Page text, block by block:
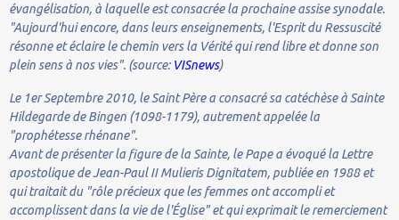
évangélisation, à laquelle est consacrée la prochaine assise synodale.
"Aujourd'hui encore, dans leurs enseignements, l'Esprit du Ressuscité
résonne et éclaire le chemin vers la Vérité qui rend libre et donne son
plein sens à nos vies". (source: VISnews)
Le 1er Septembre 2010, le Saint Père a consacré sa catéchèse à Sainte
Hildegarde de Bingen (1098-1179), autrement appelée la
"prophétesse rhénane".
Avant de présenter la figure de la Sainte, le Pape a évoqué la Lettre
apostolique de Jean-Paul II Mulieris Dignitatem, publiée en 1988 et
qui traitait du "rôle précieux que les femmes ont accompli et
accomplissent dans la vie de l'Église" et qui exprimait le remerciement